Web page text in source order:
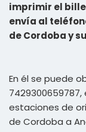
imprimir el
envía al
de Cordoba y
En él se puede
7429300659787,
estaciones de
de Cordoba a